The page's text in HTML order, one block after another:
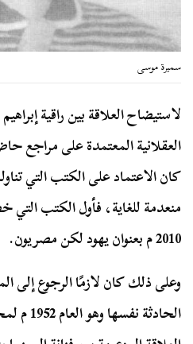
سميرة موسى
لاستيضاح العلاقة بين راقية
العقلانية المعتمدة على مراجع
كان الاعتماد على الكتب التي
منعدمة للغاية، فأول الكتب
2010 م بعنوان يهود لكن مصريون.
وعلى ذلك كان لازمًا الرجوع إلى
الحادثة